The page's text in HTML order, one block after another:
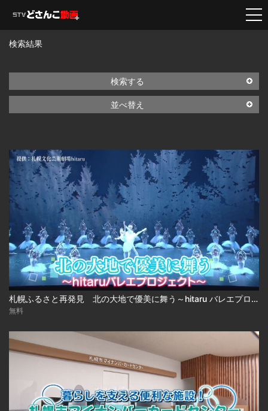
検索結果
検索する
並べ替え
札幌ふるさと再発見 北の大地で優美に舞う～hitaru バレエプロジェクト～
無料